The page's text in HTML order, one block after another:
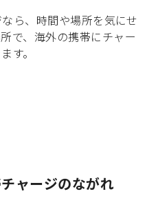
ら、時間や場所を気にせ
で、海外の携帯にチャー
す。
ャージのながれ